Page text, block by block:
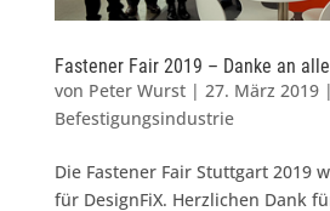
Fastener Fair 2019 – Danke an
von Peter Wurst| 27. März 2019|
Befestigungsindustrie
Die Fastener Fair Stuttgart 2019
für DesignFiX. Herzlichen Dank